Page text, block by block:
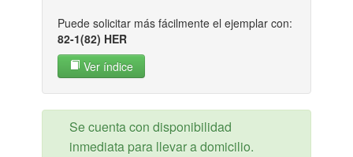
Puede solicitar más fácilmente el ejemplar con:
82-1(82) HER
Ver índice
Se cuenta con disponibilidad
inmediata para llevar a domicilio.